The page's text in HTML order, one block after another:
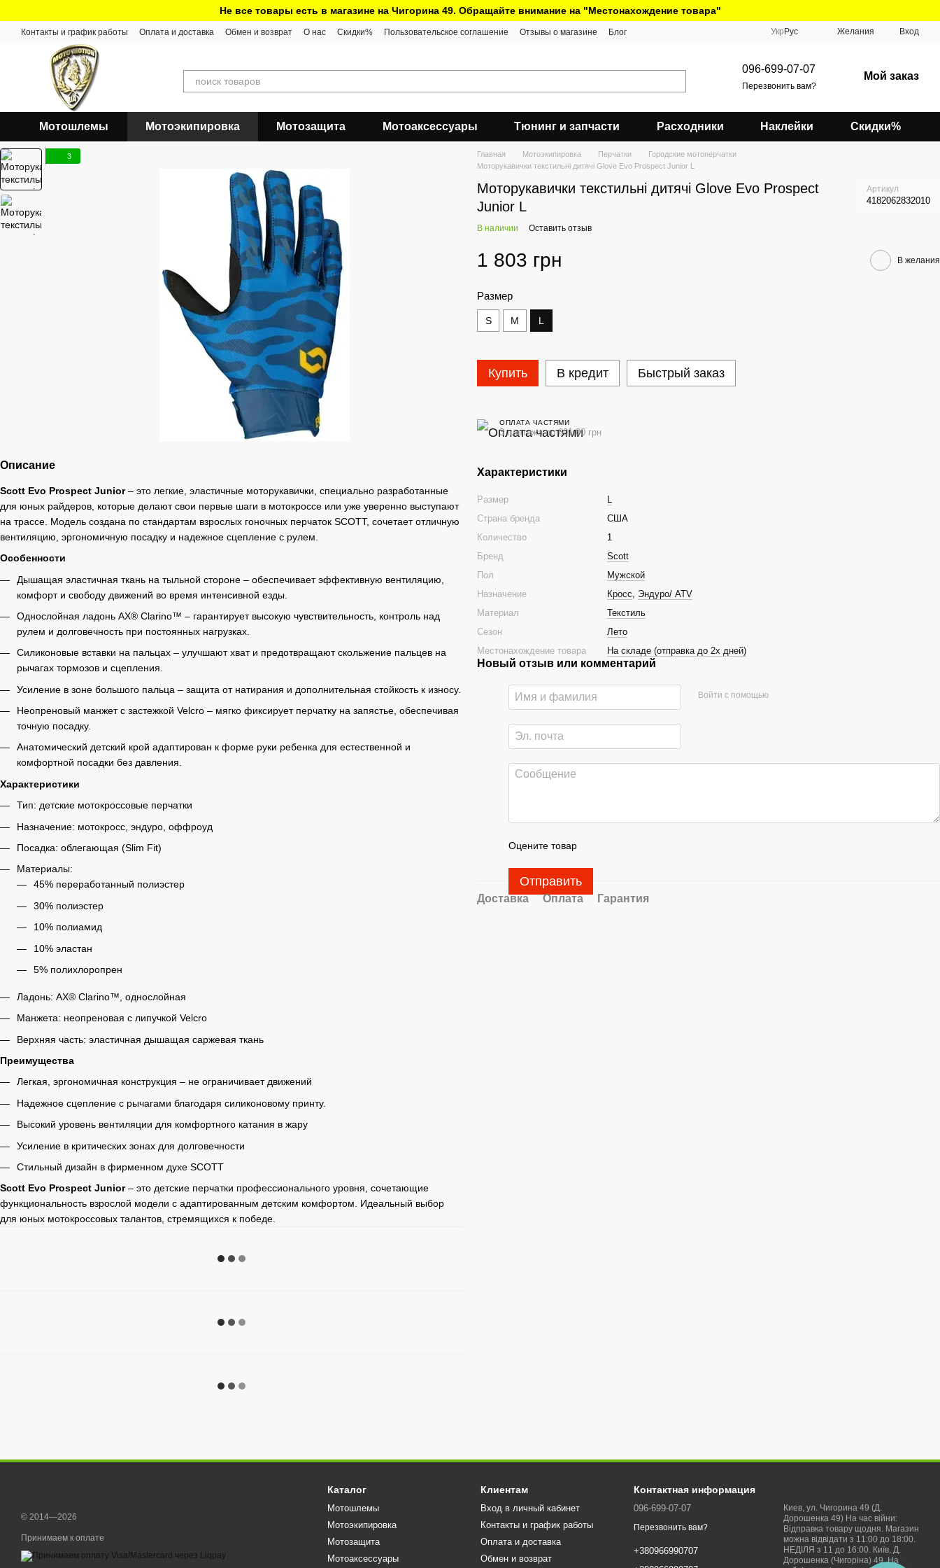
Не все товары есть в магазине на Чигорина 49. Обращайте внимание на "Местонахождение товара"
Контакты и график работы Оплата и доставка Обмен и возврат О нас Скидки% Пользовательское соглашение Отзывы о магазине Блог Укр Рус Желания Вход
096-699-07-07
Перезвонить вам?
Мой заказ
Мотошлемы Мотоэкипировка Мотозащита Мотоаксессуары Тюнинг и запчасти Расходники Наклейки Скидки%
3
Описание
Scott Evo Prospect Junior– это легкие, эластичные моторукавички, специально разработанные
для юных райдеров, которые делают свои первые шаги в мотокроссе или уже уверенно выступают
на трассе. Модель создана по стандартам взрослых гоночных перчаток SCOTT, сочетает отличную
вентиляцию, эргономичную посадку и надежное сцепление с рулем.
Особенности
Дышащая эластичная ткань на тыльной стороне – обеспечивает эффективную вентиляцию,
комфорт и свободу движений во время интенсивной езды.
Однослойная ладонь AX® Clarino™ – гарантирует высокую чувствительность, контроль над
рулем и долговечность при постоянных нагрузках.
Силиконовые вставки на пальцах – улучшают хват и предотвращают скольжение пальцев на
рычагах тормозов и сцепления.
Усиление в зоне большого пальца – защита от натирания и дополнительная стойкость к износу.
Неопреновый манжет с застежкой Velcro – мягко фиксирует перчатку на запястье, обеспечивая
точную посадку.
Анатомический детский крой адаптирован к форме руки ребенка для естественной и
комфортной посадки без давления.
Характеристики
Тип: детские мотокроссовые перчатки
Назначение: мотокросс, эндуро, оффроуд
Посадка: облегающая (Slim Fit)
Материалы:
45% переработанный полиэстер
30% полиэстер
10% полиамид
10% эластан
5% полихлоропрен
Ладонь: AX® Clarino™, однослойная
Манжета: неопреновая с липучкой Velcro
Верхняя часть: эластичная дышащая саржевая ткань
Преимущества
Легкая, эргономичная конструкция – не ограничивает движений
Надежное сцепление с рычагами благодаря силиконовому принту.
Высокий уровень вентиляции для комфортного катания в жару
Усиление в критических зонах для долговечности
Стильный дизайн в фирменном духе SCOTT
Scott Evo Prospect Junior– это детские перчатки профессионального уровня, сочетающие
функциональность взрослой модели с адаптированным детским комфортом. Идеальный выбор
для юных мотокроссовых талантов, стремящихся к победе.
Главная Мотоэкипировка Перчатки
Городские мотоперчатки
Моторукавички текстильні дитячі Glove Evo Prospect Junior L
Моторукавички текстильні дитячі Glove Evo Prospect
Junior L
Артикул
4182062832010
В наличии Оставить отзыв
1 803 грн В желания
Размер
S M L
Купить В кредит Быстрый заказ
ОПЛАТА ЧАСТЯМИ
3 платежа по 601.00 грн
Характеристики
Размер
L
Страна бренда
США
Количество
1
Бренд
Scott
Пол
Мужской
Назначение
Кросс, Эндуро/ ATV
Материал
Текстиль
Сезон
Лето
Местонахождение товара
На складе (отправка до 2х дней)
Новый отзыв или комментарий
Войти с помощью
Оцените товар
Отправить
Доставка Оплата Гарантия
© 2014—2026
Принимаем к оплате
Каталог
Мотошлемы
Мотоэкипировка
Мотозащита
Мотоаксессуары
Клиентам
Вход в личный кабинет
Контакты и график работы
Оплата и доставка
Обмен и возврат
Контактная информация
096-699-07-07
Перезвонить вам?
+380966990707
Киев, ул. Чигорина 49 (Д.
Дорошенка 49) На час війни:
Відправка товару щодня. Магазин
можна відвідати з 11:00 до 18:00.
НЕДІЛЯ з 11 до 16:00. Київ, Д.
Дорошенка (Чигоріна) 49. На